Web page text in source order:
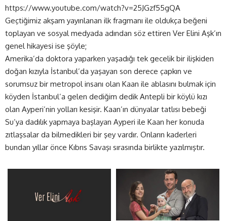
https://www.youtube.com/watch?v=25JGzf55gQA
Geçtiğimiz akşam yayınlanan ilk fragmanı ile oldukça beğeni
toplayan ve sosyal medyada adından söz ettiren Ver Elini Aşk’ın
genel hikayesi ise şöyle;
Amerika’da doktora yaparken yaşadığı tek gecelik bir ilişkiden
doğan kızıyla İstanbul’da yaşayan son derece çapkın ve
sorumsuz bir metropol insanı olan Kaan ile ablasını bulmak için
köyden İstanbul’a gelen dediğim dedik Antepli bir köylü kızı
olan Ayperi’nin yolları kesişir. Kaan’ın dünyalar tatlısı bebeği
Su’ya dadılık yapmaya başlayan Ayperi ile Kaan her konuda
zıtlaşsalar da bilmedikleri bir şey vardır. Onların kaderleri
bundan yıllar önce Kıbrıs Savaşı sırasında birlikte yazılmıştır.